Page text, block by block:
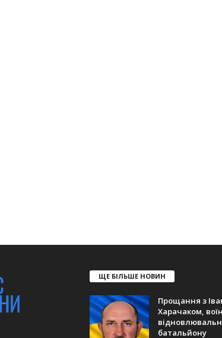
ЩЕ БІЛЬШЕ НОВИН
Прощання з
Харачаком,
батальйону